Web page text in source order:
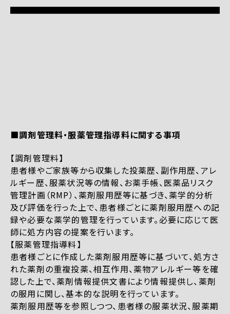
■調剤管理料・服薬管理指導料に関する事項
【調剤管理料】
患者様やご家族等から収集した投薬歴、副作用歴、アレ
ルギー歴、服薬状況等の情報、お薬手帳、医薬品リスク
管理計画（RMP）、薬剤服用歴等に基づき、薬学的分析
及び評価を行った上で、患者様ごとに薬剤服用歴への記
録や必要な薬学的管理を行っています。必要に応じて医
師に処方内容の提案を行います。
【服薬管理指導料】
患者様ごとに作成した薬剤服用歴等に基づいて、処方さ
れた薬剤の重複投薬、相互作用、薬物アレルギー等を確
認した上で、薬剤情報提供文書により情報提供し、薬剤
の服用に関し、基本的な説明を行っています。
薬剤服用歴等を参照しつつ、患者様の服薬状況、服薬期